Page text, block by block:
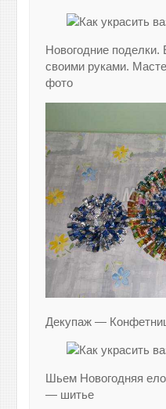
Новогодние поделки.
своими руками.
фото
Декупаж —
Шьем Новогодняя
— шитье